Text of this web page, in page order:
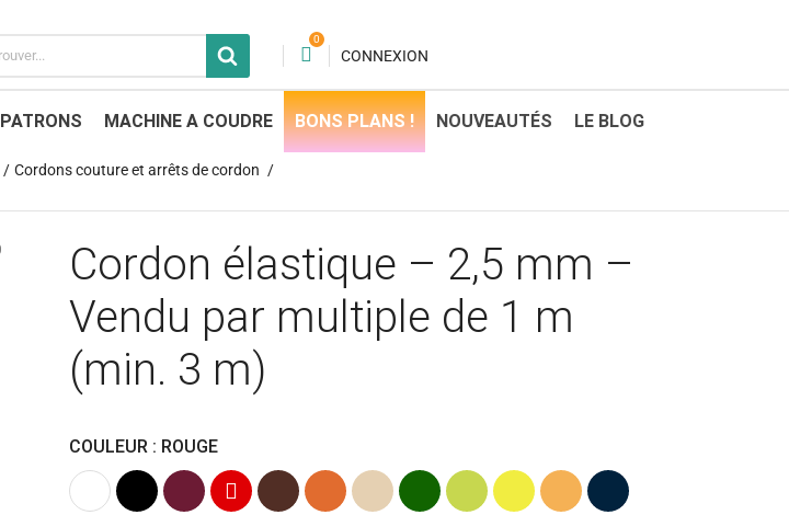
0
CONNEXION
PATRONS MACHINE A COUDRE BONS PLANS ! NOUVEAUTÉS LE BLOG
Cordons couture et arrêts de cordon
Cordon élastique – 2,5 mm –
Vendu par multiple de 1 m
(min. 3 m)
COULEUR : ROUGE
Blanc Noir BordeauxRouge MarronOrangeBeige Vert
foncé
Vert
anis
Jaune Ocre
(Jaune)
Bleu
marine